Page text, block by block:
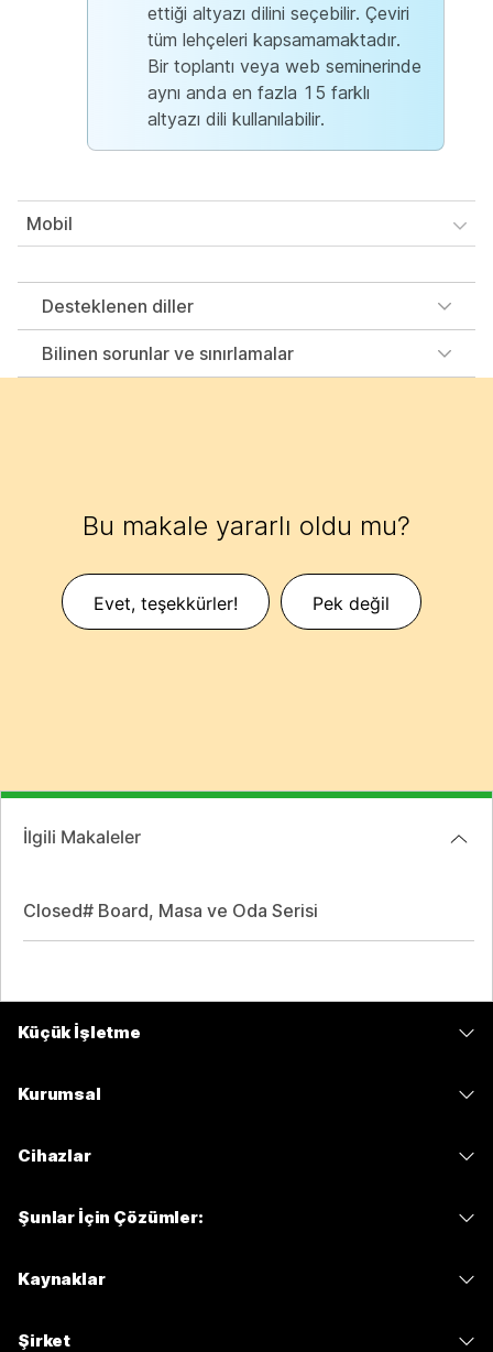
ettiği altyazı dilini seçebilir. Çeviri
tüm lehçeleri kapsamamaktadır.
Bir toplantı veya web seminerinde
aynı anda en fazla 15 farklı
altyazı dili kullanılabilir.
Mobil
Desteklenen diller
Bilinen sorunlar ve sınırlamalar
Bu makale yararlı oldu mu?
Evet, teşekkürler! Pek değil
İlgili Makaleler
Closed# Board, Masa ve Oda Serisi
Küçük İşletme
Kurumsal
Cihazlar
Şunlar İçin Çözümler:
Kaynaklar
Şirket